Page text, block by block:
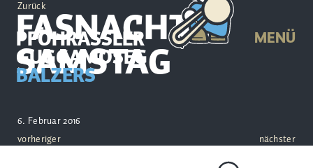
PFÖHRASSLER
GUGGAMOSEG
BALZERS
MENÜ
Zurück
FASNACHTS-
SAMSTAG
6. Februar 2016
vorheriger
nächster